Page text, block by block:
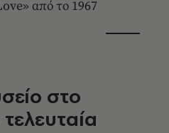
από το 1967
στο